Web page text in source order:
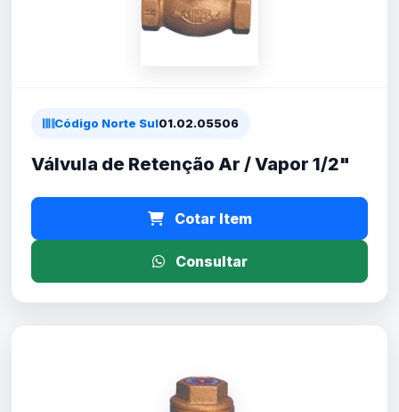
Código Norte Sul01.02.05506
Válvula de Retenção Ar / Vapor 1/2"
Cotar Item
Consultar